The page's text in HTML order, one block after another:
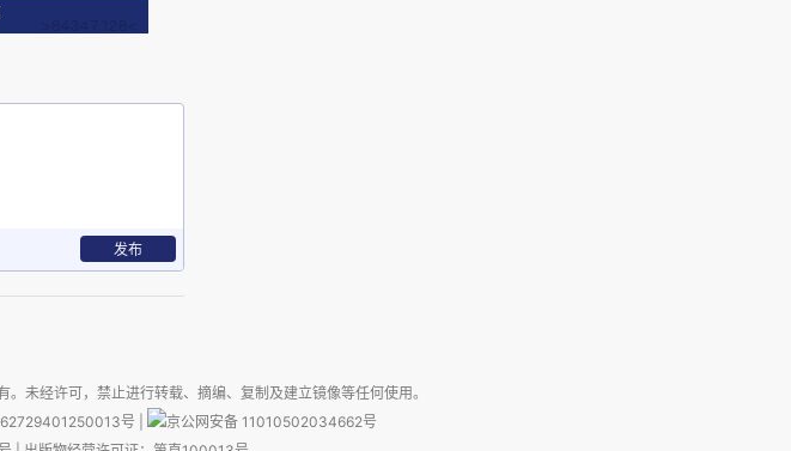
任媲美——即使是通
。
尔基斯曾如此总结：
only do worse）。
些“新官”几乎不可
发布
未经许可，禁止进行转载、摘编、复制及建立镜像等任何使用。
号
京公网安备 11010502034662号